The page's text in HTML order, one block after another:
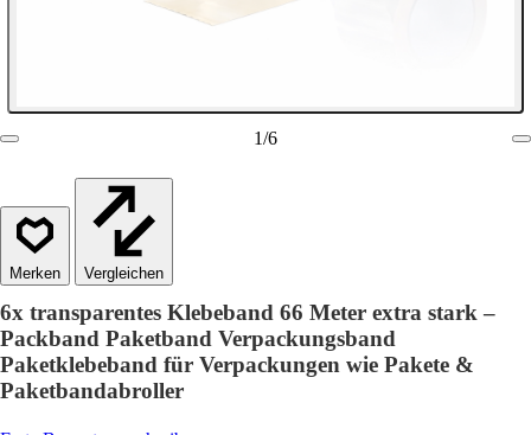
1/6
Vergleichen
6x transparentes Klebeband 66 Meter extra stark –
Packband Paketband Verpackungsband
Paketklebeband für Verpackungen wie Pakete &
Paketbandabroller